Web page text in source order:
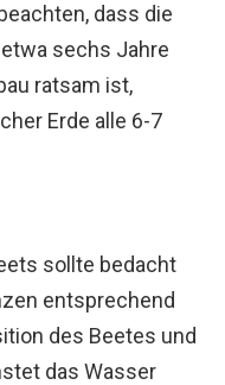
dass die
sechs Jahre
ratsam ist,
Erde alle 6-7
sollte bedacht
entsprechend
des Beetes und
das Wasser